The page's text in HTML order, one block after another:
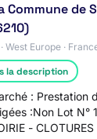
Commune de
Europe ·
la description
: Prestation
:Non Lot N°
-